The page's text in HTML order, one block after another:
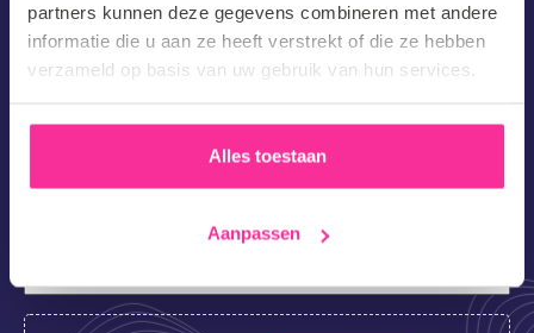
partners kunnen deze gegevens combineren met andere
informatie die u aan ze heeft verstrekt of die ze hebben
verzameld op basis van uw gebruik van hun services.
Alles toestaan
Aanpassen
Achternaam
(Vereist)
Telefoonnummer
CV/Motivatie